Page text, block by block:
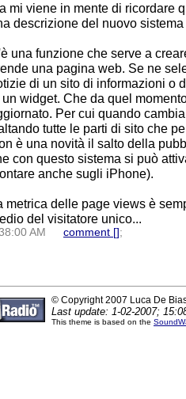
mi viene in mente di ricordare
descrizione del nuovo
una funzione che serve a
una pagina web. Se ne
di un sito di informazioni o
un widget. Che da quel
Per cui quando
tutte le parti di sito che
è una novità il salto della
con questo sistema si può
anche sugli iPhone).
metrica delle page views è
del visitatore
AM comment [] ;
© Copyright 2007 Luca De
Last update: 1-02-2007;
This theme is based on the